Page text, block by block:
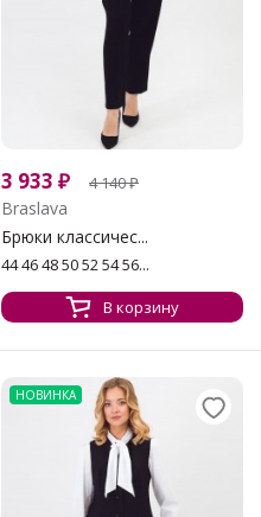
3 933 ₽ 4 140₽
Braslava
Брюки классичес...
44 46 48 50 52 54 56...
В корзину
НОВИНКА